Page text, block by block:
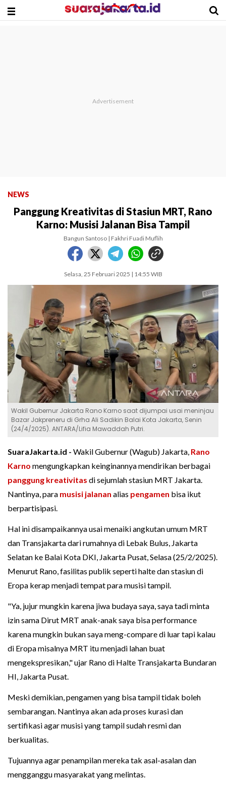
NEWS
Panggung Kreativitas di Stasiun MRT, Rano
Karno: Musisi Jalanan Bisa Tampil
Bangun Santoso | Fakhri Fuadi Muflih
Selasa, 25 Februari 2025 | 14:55 WIB
Wakil Gubernur Jakarta Rano Karno saat dijumpai usai meninjau
Bazar Jakpreneru di Grha Ali Sadikin Balai Kota Jakarta, Senin
(24/4/2025). ANTARA/Lifia Mawaddah Putri.
SuaraJakarta.id - Wakil Gubernur (Wagub) Jakarta, Rano
Karno mengungkapkan keinginannya mendirikan berbagai
panggung kreativitas di sejumlah stasiun MRT Jakarta.
Nantinya, para musisi jalanan alias pengamen bisa ikut
berpartisipasi.
Hal ini disampaikannya usai menaiki angkutan umum MRT
dan Transjakarta dari rumahnya di Lebak Bulus, Jakarta
Selatan ke Balai Kota DKI, Jakarta Pusat, Selasa (25/2/2025).
Menurut Rano, fasilitas publik seperti halte dan stasiun di
Eropa kerap menjadi tempat para musisi tampil.
"Ya, jujur mungkin karena jiwa budaya saya, saya tadi minta
izin sama Dirut MRT anak-anak saya bisa performance
karena mungkin bukan saya meng-compare di luar tapi kalau
di Eropa misalnya MRT itu menjadi lahan buat
mengekspresikan," ujar Rano di Halte Transjakarta Bundaran
HI, Jakarta Pusat.
Meski demikian, pengamen yang bisa tampil tidak boleh
sembarangan. Nantinya akan ada proses kurasi dan
sertifikasi agar musisi yang tampil sudah resmi dan
berkualitas.
Tujuannya agar penampilan mereka tak asal-asalan dan
mengganggu masyarakat yang melintas.